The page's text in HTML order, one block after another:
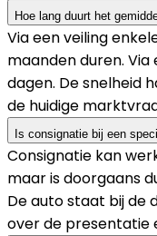
Hoe lang duurt het
Via een veiling
maanden duren.
dagen. De snelheid
de huidige
Is consignatie bij een
Consignatie kan
maar is doorgaans
De auto staat bij de
over de presentatie